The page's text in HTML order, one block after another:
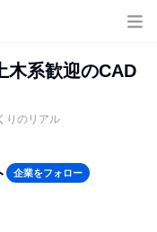
木系歓迎のCAD
りのリアル
企業をフォロー